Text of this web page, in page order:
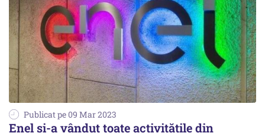
Publicat pe 09 Mar 2023
Enel și-a vândut toate activitățile din